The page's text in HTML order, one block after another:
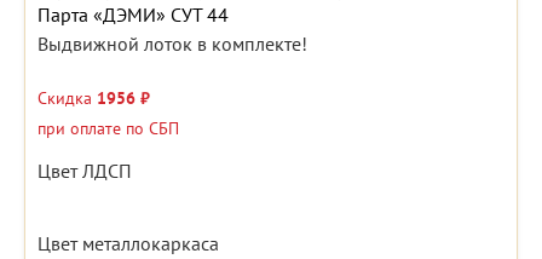
Парта «ДЭМИ» СУТ 44
Выдвижной лоток в комплекте!
Скидка 1956 ₽
при оплате по СБП
Цвет ЛДСП
Цвет металлокаркаса